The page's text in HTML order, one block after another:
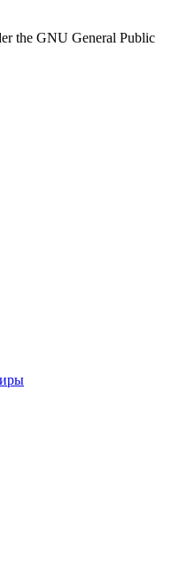
the GNU General Public